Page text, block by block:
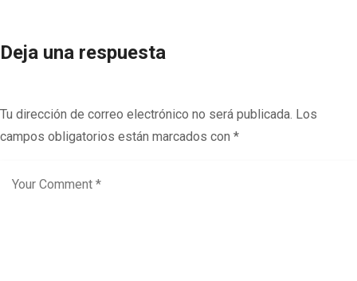
Deja una respuesta
Tu dirección de correo electrónico no será publicada. Los
campos obligatorios están marcados con *